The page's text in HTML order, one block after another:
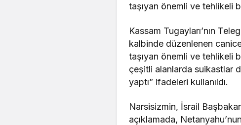
taşıyan önemli ve tehlikeli
Kassam Tugayları’nın
kalbinde düzenlenen
taşıyan önemli ve tehlikeli
çeşitli alanlarda suikastlar
yaptı” ifadeleri kullanıldı.
Narsisizmin, İsrail
açıklamada,